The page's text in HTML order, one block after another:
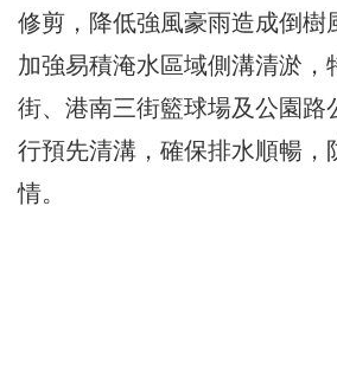
修剪，降低強風豪雨造成倒樹
加強易積淹水區域側溝清淤，
街、港南三街籃球場及公園路
行預先清溝，確保排水順暢，
情。